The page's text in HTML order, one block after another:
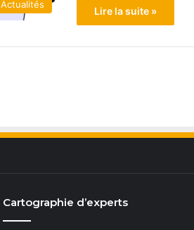
Actualités
Lire la suite »
Cartographie d’experts